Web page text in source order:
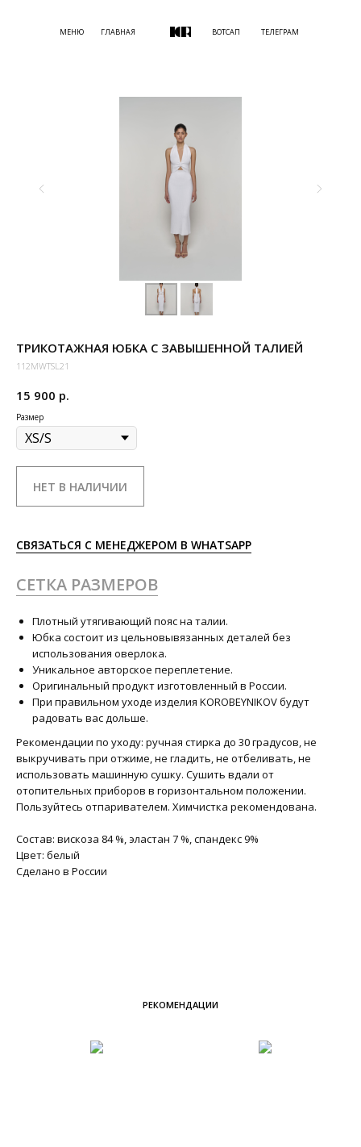
ВОТСАП ТЕЛЕГРАМ
МЕНЮ ГЛАВНАЯ
ТРИКОТАЖНАЯ ЮБКА С ЗАВЫШЕННОЙ ТАЛИЕЙ
112MWTSL21
15 900 р.
Размер
НЕТ В НАЛИЧИИ
СВЯЗАТЬСЯ С МЕНЕДЖЕРОМ В WHATSAPP
СЕТКА РАЗМЕРОВ
Плотный утягивающий пояс на талии.
Юбка состоит из цельновывязанных деталей без
использования оверлока.
Уникальное авторское переплетение.
Оригинальный продукт изготовленный в России.
При правильном уходе изделия KOROBEYNIKOV будут
радовать вас дольше.
Рекомендации по уходу: ручная стирка до 30 градусов, не
выкручивать при отжиме, не гладить, не отбеливать, не
использовать машинную сушку. Сушить вдали от
отопительных приборов в горизонтальном положении.
Пользуйтесь отпаривателем. Химчистка рекомендована.
Состав: вискоза 84 %, эластан 7 %, спандекс 9%
Цвет: белый
Сделано в России
РЕКОМЕНДАЦИИ